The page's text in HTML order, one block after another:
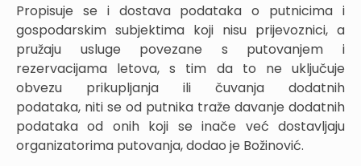
Propisuje se i dostava podataka o putnicima i
gospodarskim subjektima koji nisu prijevoznici, a
pružaju usluge povezane s putovanjem i
rezervacijama letova, s tim da to ne uključuje
obvezu prikupljanja ili čuvanja dodatnih
podataka, niti se od putnika traže davanje dodatnih
podataka od onih koji se inače već dostavljaju
organizatorima putovanja, dodao je Božinović.